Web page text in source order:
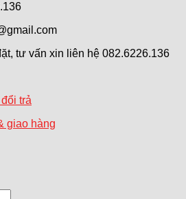
tư vấn xin liên hệ 082.6226.136
trả
giao hàng